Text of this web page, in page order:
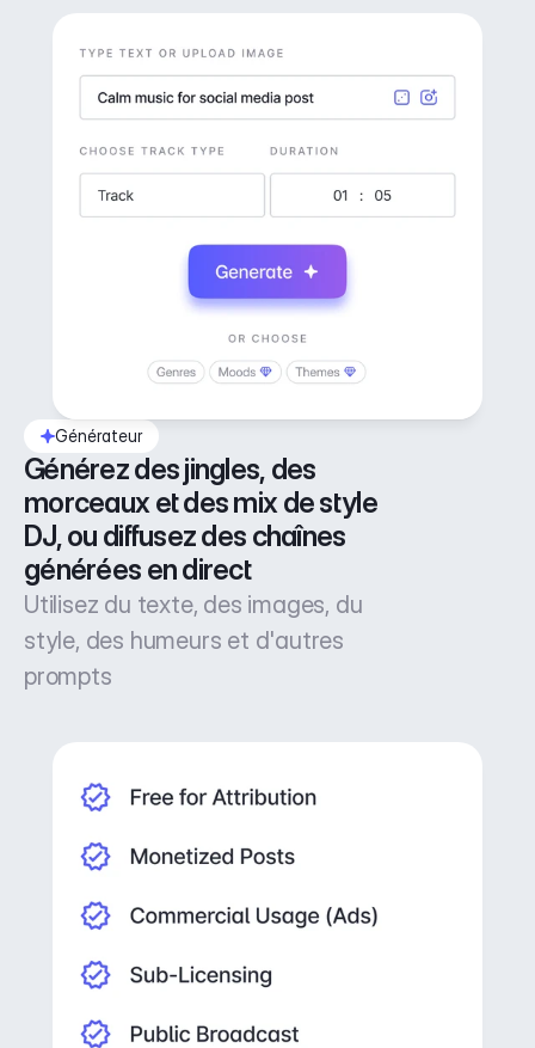
Générateur
Générez des jingles, des
morceaux et des mix de style
DJ, ou diffusez des chaînes
générées en direct
Utilisez du texte, des images, du
style, des humeurs et d'autres
prompts